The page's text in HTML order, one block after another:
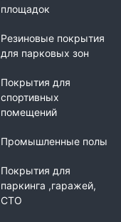
площадок
Резиновые покрытия
для парковых зон
Покрытия для
спортивных
помещений
Промышленные полы
Покрытия для
паркинга ,гаражей,
СТО